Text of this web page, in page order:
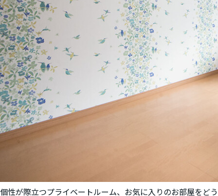
個性が際立つプライベートルーム、お気に入りのお部屋をどう